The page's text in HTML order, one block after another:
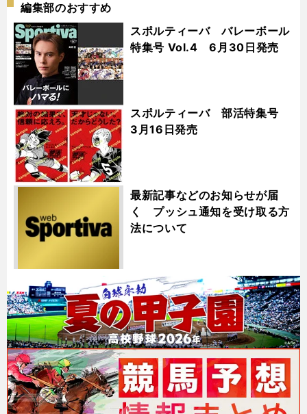
編集部のおすすめ
スポルティーバ バレーボール
特集号 Vol.4 6月30日発売
スポルティーバ 部活特集号
3月16日発売
最新記事などのお知らせが届
く プッシュ通知を受け取る方
法について